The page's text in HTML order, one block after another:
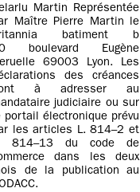
Martin Représentée
Maître Pierre Martin le
batiment b
boulevard Eugène
69003 Lyon. Les
des créances
à adresser au
judiciaire ou sur
portail électronique prévu
les articles L. 814–2 et
814–13 du code de
dans les deux
de la publication au